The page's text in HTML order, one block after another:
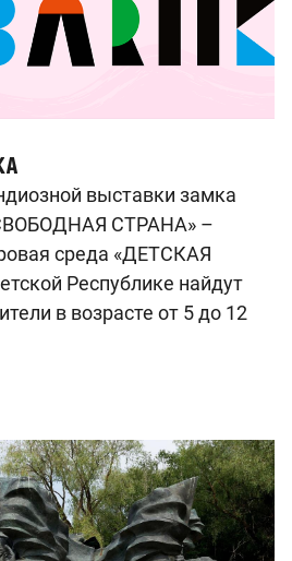
выставки замка
СТРАНА» –
среда «ДЕТСКАЯ
Республике найдут
в возрасте от 5 до 12